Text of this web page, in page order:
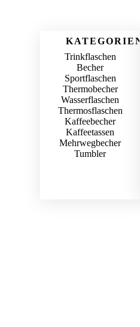
KATEGORIEN
Trinkflaschen
Becher
Sportflaschen
Thermobecher
Wasserflaschen
Thermosflaschen
Kaffeebecher
Kaffeetassen
Mehrwegbecher
Tumbler